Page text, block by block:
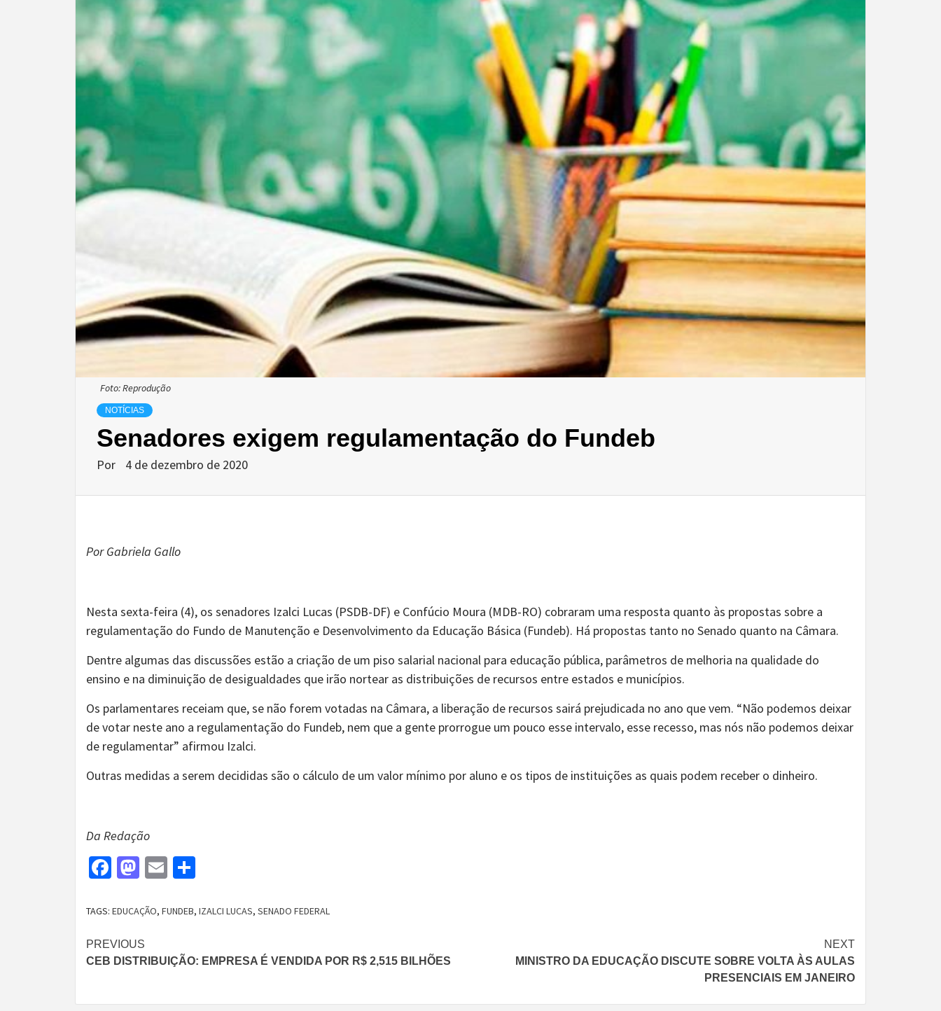
Foto: Reprodução
NOTÍCIAS
Senadores exigem regulamentação do Fundeb
Por 4 de dezembro de 2020
Por Gabriela Gallo
Nesta sexta-feira (4), os senadores Izalci Lucas (PSDB-DF) e Confúcio Moura (MDB-RO) cobraram uma resposta quanto às propostas sobre a
regulamentação do Fundo de Manutenção e Desenvolvimento da Educação Básica (Fundeb). Há propostas tanto no Senado quanto na Câmara.
Dentre algumas das discussões estão a criação de um piso salarial nacional para educação pública, parâmetros de melhoria na qualidade do
ensino e na diminuição de desigualdades que irão nortear as distribuições de recursos entre estados e municípios.
Os parlamentares receiam que, se não forem votadas na Câmara, a liberação de recursos sairá prejudicada no ano que vem. “Não podemos deixar
de votar neste ano a regulamentação do Fundeb, nem que a gente prorrogue um pouco esse intervalo, esse recesso, mas nós não podemos deixar
de regulamentar” afirmou Izalci.
Outras medidas a serem decididas são o cálculo de um valor mínimo por aluno e os tipos de instituições as quais podem receber o dinheiro.
Da Redação
Facebook
Mastodon
Email
TAGS: EDUCAÇÃO, FUNDEB, IZALCI LUCAS, SENADO FEDERAL
Continue
Reading
PREVIOUS
CEB DISTRIBUIÇÃO: EMPRESA É VENDIDA POR R$ 2,515 BILHÕES
NEXT
MINISTRO DA EDUCAÇÃO DISCUTE SOBRE VOLTA ÀS AULAS
PRESENCIAIS EM JANEIRO